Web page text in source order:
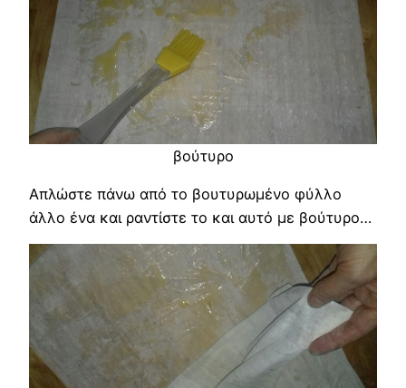
βούτυρο
Απλώστε πάνω από το βουτυρωμένο φύλλο
άλλο ένα και ραντίστε το και αυτό με βούτυρο…